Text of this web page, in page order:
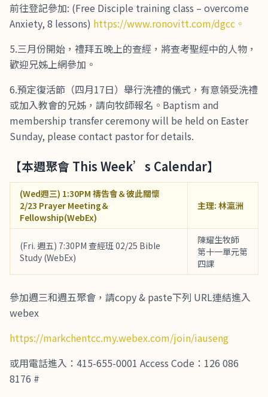
前往登記參加: (Free Disciple training class – overcome
Anxiety, 8 lessons) https://www.ronovitt.com/dgcc。
5.三月份開始，禮拜五晚上的查經，將查考聖經中的人物，
歡迎兄姊上網參加。
6.預定復活節（四月17日）舉行洗禮的儀式，有意領受洗禮
或加入教會的兄姊，請向牧師報名。Baptism and
membership transfer ceremony will be held on Easter
Sunday, please contact pastor for details.
【本週聚會 This Week’s Calendar】
(Wed週三) 1:30PM 禱告會＆彼此關懷
2/23 Prayer Meeting＆
Fellowship(WebEx)
主理: 林瀛洲
(Fri. 週五) 7:30PM 查經班 02/25 Bible
Study (WebEx)
陳耀生牧師
第十一單元第
四課
參加週三和週五聚會，請copy & paste下列 URL連結進入
webex
https://markchentcc.my.webex.com/join/iauseng
或用電話進入：415-655-0001 Access Code：126 086
8176 #